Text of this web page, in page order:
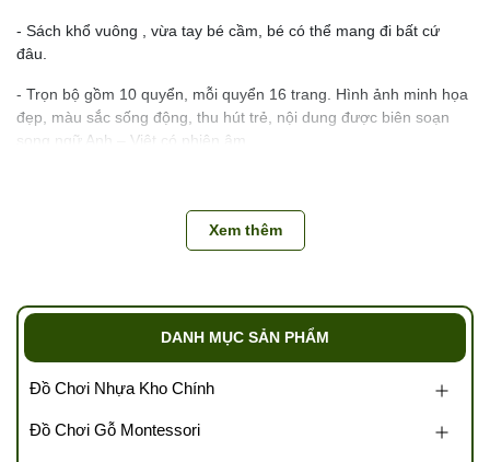
- Sách khổ vuông , vừa tay bé cầm, bé có thể mang đi bất cứ
đâu.
- Trọn bộ gồm 10 quyển, mỗi quyển 16 trang. Hình ảnh minh họa
đẹp, màu sắc sống động, thu hút trẻ, nội dung được biên soạn
song ngữ Anh – Việt có phiên âm.
- Phương tiện giao thông
- Động vật hoang dã
- Động vật sống dưới nước
Xem thêm
DANH MỤC SẢN PHẨM
Đồ Chơi Nhựa Kho Chính
Đồ Chơi Gỗ Montessori